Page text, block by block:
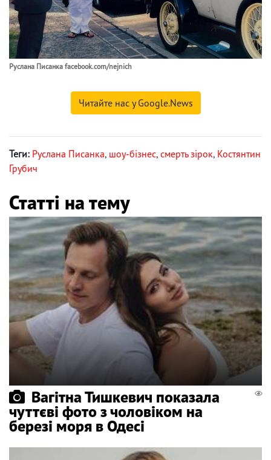
Руслана Писанка facebook.com/nejnich
Читайте нас у Google.News
Теги: Руслана Писанка, шоу-бізнес, смерть зірок, Костянтин
Грубич
Статті на тему
Вагітна Тишкевич показала
чуттєві фото з чоловіком на
березі моря в Одесі